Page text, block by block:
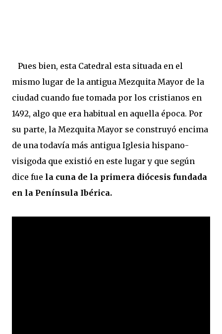
Pues bien, esta Catedral esta situada en el
mismo lugar de la antigua Mezquita Mayor de la
ciudad cuando fue tomada por los cristianos en
1492, algo que era habitual en aquella época. Por
su parte, la Mezquita Mayor se construyó encima
de una todavía más antigua Iglesia hispano-
visigoda que existió en este lugar y que según
dice fue la cuna de la primera diócesis fundada
en la Península Ibérica.